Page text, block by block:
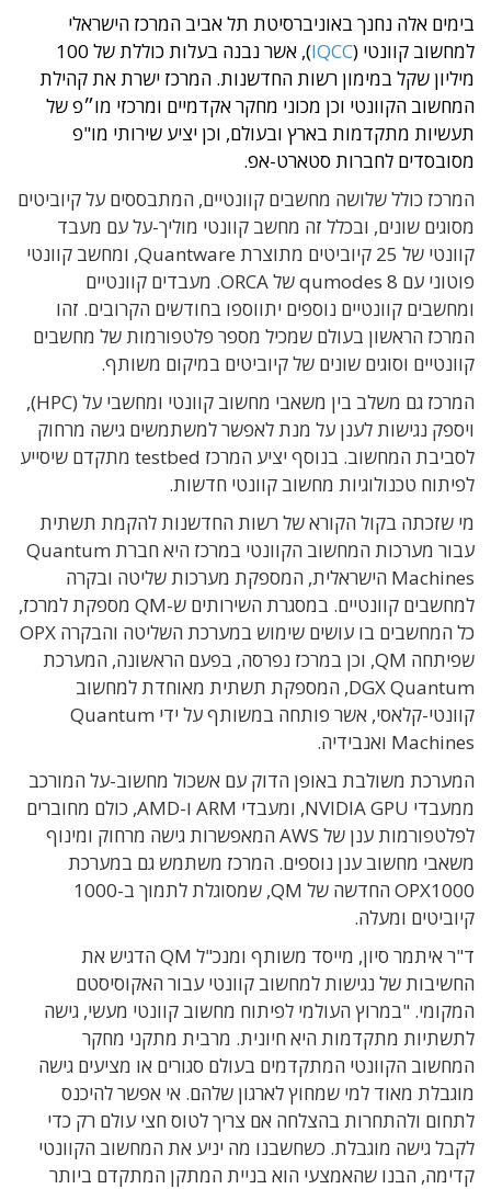
בימים אלה נחנך באוניברסיטת תל אביב המרכז הישראלי
למחשוב קוונטי (IQCC
), אשר נבנה בעלות כוללת של 100
מיליון שקל במימון רשות החדשנות. המרכז ישרת את קהילת
המחשוב הקוונטי וכן מכוני מחקר אקדמיים ומרכזי מו״פ של
תעשיות מתקדמות בארץ ובעולם, וכן יציע שירותי מו"פ
מסובסדים לחברות סטארט-אפ.
המרכז כולל שלושה מחשבים קוונטיים, המתבססים על קיוביטים
מסוגים שונים, ובכלל זה מחשב קוונטי מוליך-על עם מעבד
קוונטי של 25 קיוביטים מתוצרת Quantware, ומחשב קוונטי
פוטוני עם 8 qumodes של ORCA. מעבדים קוונטיים
ומחשבים קוונטיים נוספים יתווספו בחודשים הקרובים. זהו
המרכז הראשון בעולם שמכיל מספר פלטפורמות של מחשבים
קוונטיים וסוגים שונים של קיוביטים במיקום משותף.
המרכז גם משלב בין משאבי מחשוב קוונטי ומחשבי על (HPC),
ויספק נגישות לענן על מנת לאפשר למשתמשים גישה מרחוק
לסביבת המחשוב. בנוסף יציע המרכז testbed מתקדם שיסייע
לפיתוח טכנולוגיות מחשוב קוונטי חדשות.
מי שזכתה בקול הקורא של רשות החדשנות להקמת תשתית
עבור מערכות המחשוב הקוונטי במרכז היא חברת Quantum
Machines הישראלית, המספקת מערכות שליטה ובקרה
למחשבים קוונטיים. במסגרת השירותים ש-QM מספקת למרכז,
כל המחשבים בו עושים שימוש במערכת השליטה והבקרה OPX
שפיתחה QM, וכן במרכז נפרסה, בפעם הראשונה, המערכת
DGX Quantum, המספקת תשתית מאוחדת למחשוב
קוונטי-קלאסי, אשר פותחה במשותף על ידי Quantum
Machines ואנבידיה.
המערכת משולבת באופן הדוק עם אשכול מחשוב-על המורכב
ממעבדי NVIDIA GPU, ומעבדי ARM ו-AMD, כולם מחוברים
לפלטפורמות ענן של AWS המאפשרות גישה מרחוק ומינוף
משאבי מחשוב ענן נוספים. המרכז משתמש גם במערכת
OPX1000 החדשה של QM, שמסוגלת לתמוך ב-1000
קיוביטים ומעלה.
ד"ר איתמר סיון, מייסד משותף ומנכ"ל QM הדגיש את
החשיבות של נגישות למחשוב קוונטי עבור האקוסיסטם
המקומי. "במרוץ העולמי לפיתוח מחשוב קוונטי מעשי, גישה
לתשתיות מתקדמות היא חיונית. מרבית מתקני מחקר
המחשוב הקוונטי המתקדמים בעולם סגורים או מציעים גישה
מוגבלת מאוד למי שמחוץ לארגון שלהם. אי אפשר להיכנס
לתחום ולהתחרות בהצלחה אם צריך לטוס חצי עולם רק כדי
לקבל גישה מוגבלת. כשחשבנו מה יניע את המחשוב הקוונטי
קדימה, הבנו שהאמצעי הוא בניית המתקן המתקדם ביותר